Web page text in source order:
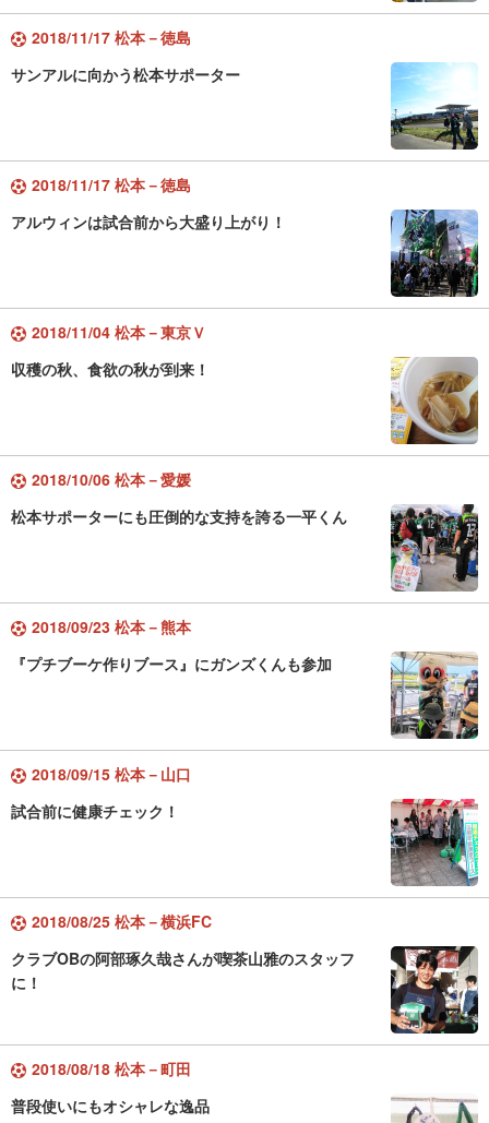
2018/11/17 松本－徳島
サンアルに向かう松本サポーター
2018/11/17 松本－徳島
アルウィンは試合前から大盛り上がり！
2018/11/04 松本－東京Ｖ
収穫の秋、食欲の秋が到来！
2018/10/06 松本－愛媛
松本サポーターにも圧倒的な支持を誇る一平くん
2018/09/23 松本－熊本
『プチブーケ作りブース』にガンズくんも参加
2018/09/15 松本－山口
試合前に健康チェック！
2018/08/25 松本－横浜FC
クラブOBの阿部琢久哉さんが喫茶山雅のスタッフ
に！
2018/08/18 松本－町田
普段使いにもオシャレな逸品